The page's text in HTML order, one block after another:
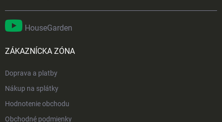
HouseGarden
ZÁKAZNÍCKA ZÓNA
Doprava a platby
Nákup na splátky
Hodnotenie obchodu
Obchodné podmienky